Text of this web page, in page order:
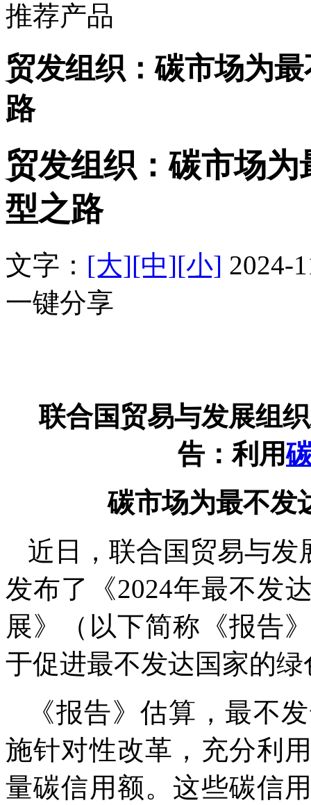
推荐产品
贸发组织：碳市场为
路
贸发组织：碳市场
型之路
文字： [大][中][小] 2024-
一键分享
联合国贸易与发展组
告：利用
碳市场为最不发
近日，联合国贸易与发
发布了《2024年最不发
展》（以下简称《报告
于促进最不发达国家的
《报告》估算，最不
施针对性改革，充分利
量碳信用额。这些碳信